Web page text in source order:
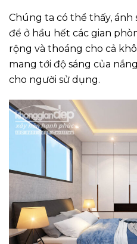
Chúng ta có thể thấy,
để ở hầu hết các gian
rộng và thoáng cho cả
mang tới độ sáng của
cho người sử dụng.